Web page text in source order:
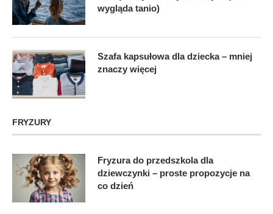
wygląda tanio)
Szafa kapsułowa dla dziecka – mniej
znaczy więcej
FRYZURY
Fryzura do przedszkola dla
dziewczynki – proste propozycje na
co dzień